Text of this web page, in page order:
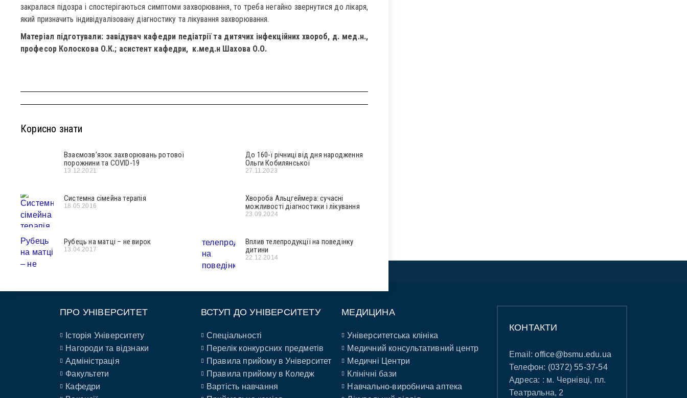
закралася підозра і спостерігаються симптоми захворювання, то треба негайно звернутися до лікаря,
який призначить індивідуалізовану діагностику та лікування захворювання.
Матеріал підготували: завідувач кафедри педіатрії та дитячих інфекційних хвороб, д. мед.н.,
професор Колоскова О.К.; асистент кафедри, к.мед.н Шахова О.О.
Корисно знати
Взаємозв’язок захворювань ротової
порожнини та COVID-19
13.12.2021
До 160-ї річниці від дня народження
Ольги Кобилянської
27.11.2023
Системна сімейна терапія
18.05.2016
Хвороба Альцгеймера: сучасні
можливості діагностики і лікування
23.09.2024
Рубець на матці – не вирок
13.04.2017
Вплив телепродукції на поведінку
дитини
22.12.2014
ПРО УНІВЕРСИТЕТ
Історія Університету
Нагороди та відзнаки
Адміністрація
Факультети
Кафедри
ВСТУП ДО УНІВЕРСИТЕТУ
Спеціальності
Перелік конкурсних предметів
Правила прийому в Університет
Правила прийому в Коледж
Вартість навчання
МЕДИЦИНА
Університетська клініка
Медичний консультативний центр
Медичні Центри
Клінічні бази
Навчально-виробнича аптека
КОНТАКТИ
Email:office@bsmu.edu.ua
Телефон: (0372) 55-37-54
Адреса: : м. Чернівці, пл.
Театральна, 2